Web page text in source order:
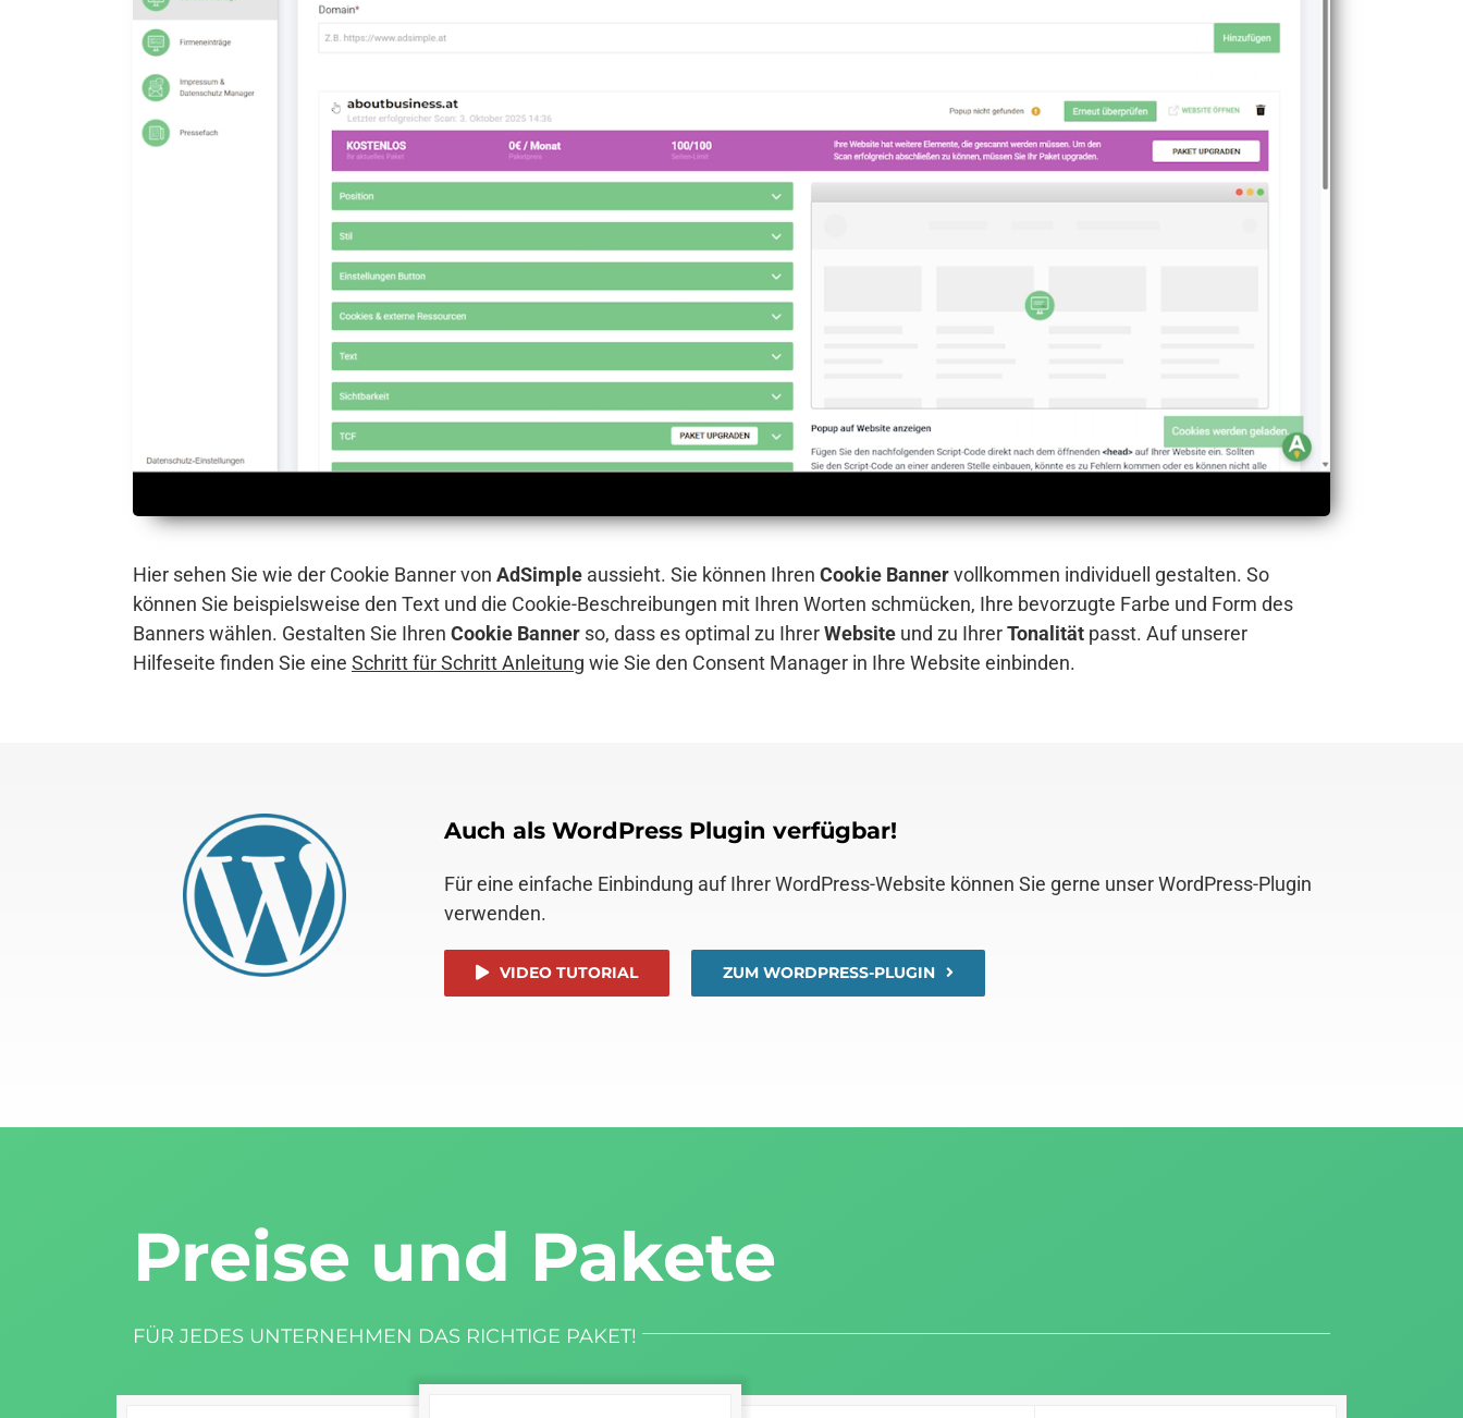
Hier sehen Sie wie der Cookie Banner von AdSimple aussieht. Sie können Ihren Cookie Bannervollkommen individuell gestalten. So
können Sie beispielsweise den Text und die Cookie-Beschreibungen mit Ihren Worten schmücken, Ihre bevorzugte Farbe und Form des
Banners wählen. Gestalten Sie Ihren Cookie Banner so, dass es optimal zu IhrerWebsite und zu IhrerTonalität passt. Auf unserer
Hilfeseite finden Sie eine Schritt für Schritt Anleitung wie Sie den Consent Manager in Ihre Website einbinden.
Auch als WordPress Plugin verfügbar!
Für eine einfache Einbindung auf Ihrer WordPress-Website können Sie gerne unser WordPress-Plugin
verwenden.
VIDEO TUTORIAL ZUM WORDPRESS-PLUGIN
Preise und Pakete
FÜR JEDES UNTERNEHMEN DAS RICHTIGE PAKET!